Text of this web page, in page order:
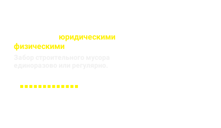
юридическими
физическими